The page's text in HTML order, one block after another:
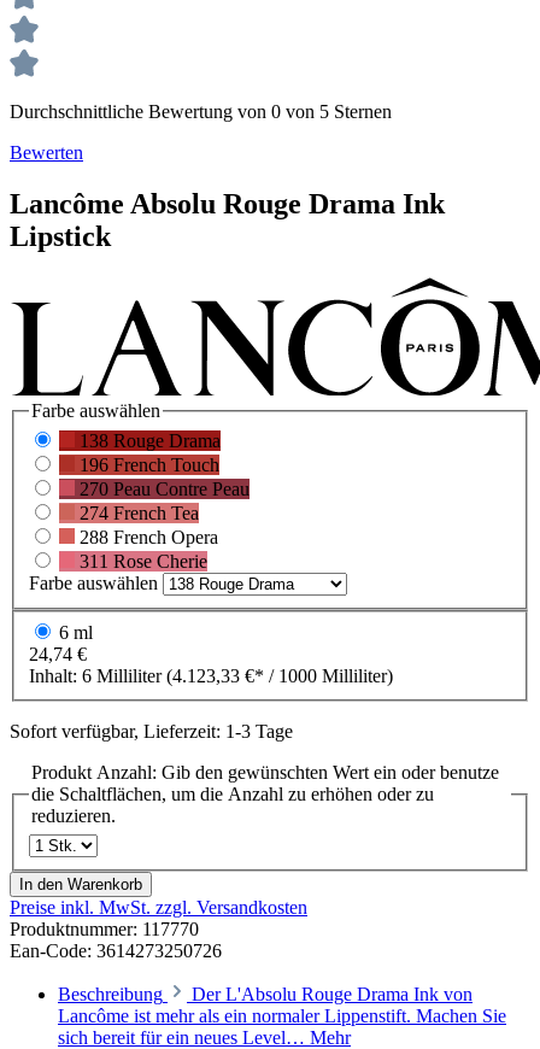
Durchschnittliche Bewertung von 0 von 5 Sternen
Bewerten
Lancôme Absolu Rouge Drama Ink
Lipstick
Farbe auswählen
138 Rouge Drama
196 French Touch
270 Peau Contre Peau
274 French Tea
288 French Opera
311 Rose Cherie
Farbe auswählen
6 ml
24,74 €
Inhalt: 6 Milliliter(4.123,33 €* / 1000 Milliliter)
Sofort verfügbar, Lieferzeit: 1-3 Tage
Produkt Anzahl: Gib den gewünschten Wert ein oder benutze
die Schaltflächen, um die Anzahl zu erhöhen oder zu
reduzieren.
In den Warenkorb
Preise inkl. MwSt. zzgl. Versandkosten
Produktnummer: 117770
Ean-Code: 3614273250726
Beschreibung
Der L'Absolu Rouge Drama Ink von
Lancôme ist mehr als ein normaler Lippenstift. Machen Sie
sich bereit für ein neues Level… Mehr